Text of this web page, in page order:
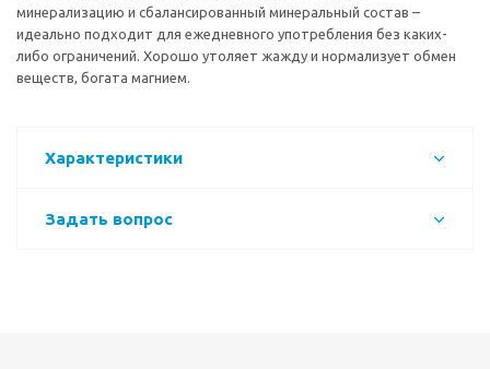
минерализацию и сбалансированный минеральный состав –
идеально подходит для ежедневного употребления без каких-
либо ограничений. Хорошо утоляет жажду и нормализует обмен
веществ, богата магнием.
Характеристики
Задать вопрос